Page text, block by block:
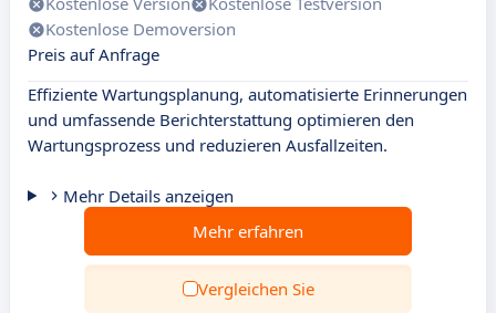
Kostenlose Demoversion
Preis auf Anfrage
Effiziente Wartungsplanung, automatisierte Erinnerungen
und umfassende Berichterstattung optimieren den
Wartungsprozess und reduzieren Ausfallzeiten.
Mehr Details anzeigen
Mehr erfahren
Vergleichen Sie